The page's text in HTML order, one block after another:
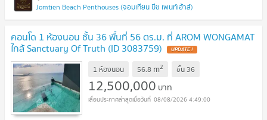
Jomtien Beach Penthouses (จอมเทียน บีช เพนท์เฮ้าส์)
คอนโด 1 ห้องนอน ชั้น 36 พื้นที่ 56 ตร.ม. ที่ AROM WONGAMAT
ใกล้ Sanctuary Of Truth (ID 3083759) UPDATE !
1 ห้องนอน 56.8 m2 ชั้น 36
12,500,000 บาท
08/08/2026 4:49:00